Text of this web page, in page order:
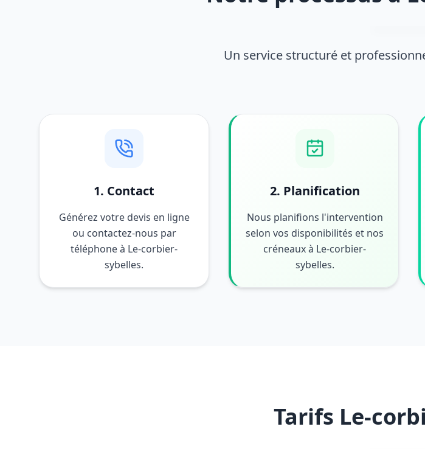
Un service structuré et
1. Contact
Générez votre devis en ligne
ou contactez-nous par
téléphone à Le-corbier-
sybelles.
2. Planification
Nous planifions l'intervention
selon vos disponibilités et nos
créneaux à Le-corbier-
sybelles.
Tarifs Le-